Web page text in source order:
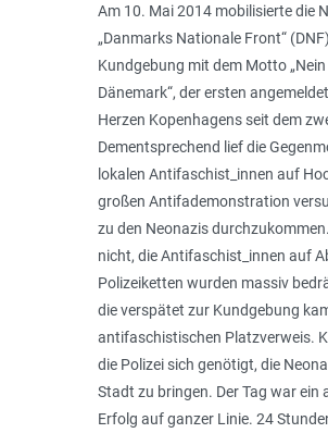
Am 10. Mai 2014 mobilisierte die
„Danmarks Nationale Front“
Kundgebung mit dem Motto „
Dänemark“, der ersten
Herzen Kopenhagens seit dem
Dementsprechend lief die
lokalen Antifaschist_innen auf
großen Antifademonstration
zu den Neonazis
nicht, die Antifaschist_innen auf
Polizeiketten wurden massiv
die verspätet zur Kundgebung
antifaschistischen Platzverweis.
die Polizei sich genötigt, die
Stadt zu bringen. Der Tag war
Erfolg auf ganzer Linie. 24